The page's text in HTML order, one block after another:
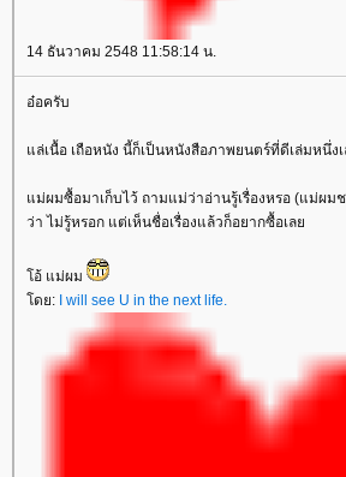
14 ธันวาคม 2548 11:58:14 น.
อ๋อครับ
ล่เนื้อ เถือหนัง นี้ก็เป็นหนังสือภาพยนตร์ที่ดีเล่มหนึ่ง
ม่ผมซื้อมาเก็บไว้ ถามแม่ว่าอ่านรู้เรื่องหรอ (แม่ผม
ว่า ไม่รู้หรอก แต่เห็นชื่อเรื่องแล้วก็อยากซื้อเล
อ้ แม่ผม
ดย:
I will see U in the next life.